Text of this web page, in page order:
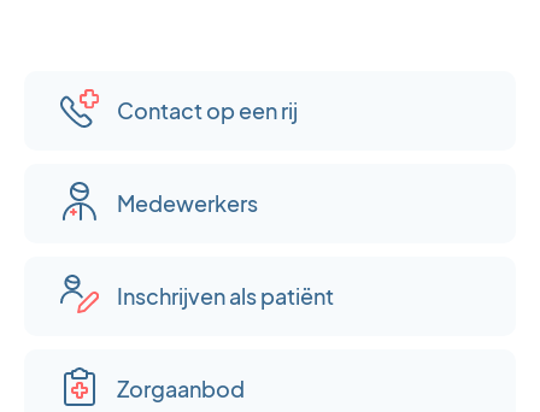
Contact op een rij
Medewerkers
Inschrijven als patiënt
Zorgaanbod